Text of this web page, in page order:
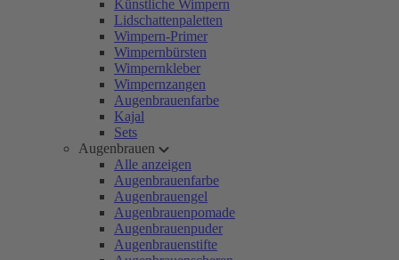
Künstliche Wimpern
Lidschattenpaletten
Wimpern-Primer
Wimpernbürsten
Wimpernkleber
Wimpernzangen
Augenbrauenfarbe
Kajal
Sets
Augenbrauen
Alle anzeigen
Augenbrauenfarbe
Augenbrauengel
Augenbrauenpomade
Augenbrauenpuder
Augenbrauenstifte